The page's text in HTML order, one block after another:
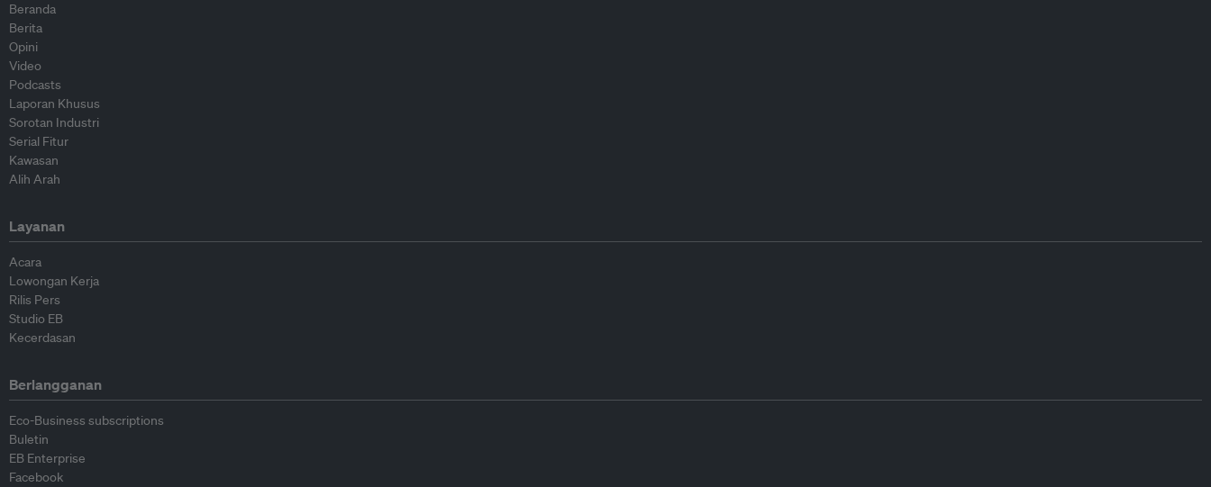
Beranda
Berita
Opini
Video
Podcasts
Laporan Khusus
Sorotan Industri
Serial Fitur
Kawasan
Alih Arah
Layanan
Acara
Lowongan Kerja
Rilis Pers
Studio EB
Kecerdasan
Berlangganan
Eco-Business subscriptions
Buletin
EB Enterprise
Facebook